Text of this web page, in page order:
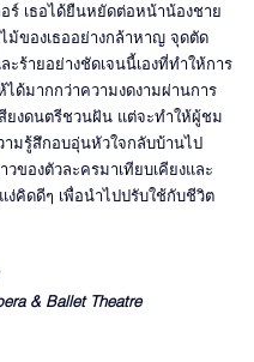
ร์ เธอได้ยืนหยัดต่อหน้าน้องชาย
ม้ของเธออย่างกล้าหาญ จุดตัด
ะร้ายอย่างชัดเจนนี้เองที่ทำให้การ
ด้มากกว่าความงดงามผ่านการ
ยงดนตรีชวนฝัน แต่จะทำให้ผู้ชม
ามรู้สึกอบอุ่นหัวใจกลับบ้านไป
วของตัวละครมาเทียบเคียงและ
ง่คิดดีๆ เพื่อนำไปปรับใช้กับชีวิต
& Ballet Theatre